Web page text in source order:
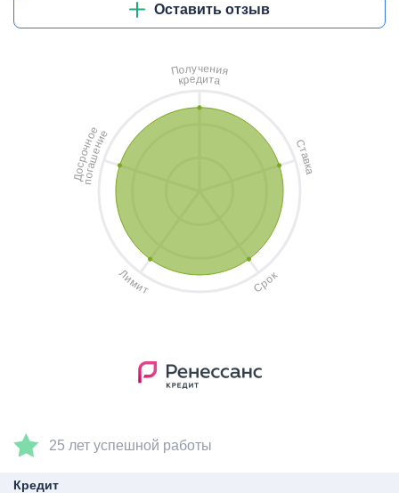
Оставить отзыв
Получения
кредита
С
т
а
в
к
а
Сро
к
Л
имит
Д
о
с
р
о
ч
н
о
е
п
о
г
а
ш
е
н
и
е
25 лет успешной работы
Кредит